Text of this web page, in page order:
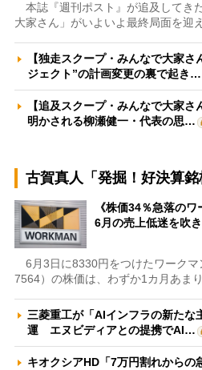
本誌『週刊ポスト』が追及してき
大家さん」がいよいよ最終局面を迎
【独走スクープ・みんなで大家
ジェクト”の計画変更の裏で起き…
【追及スクープ・みんなで大家
明かされる柳瀬健一・代表の思…
古賀真人「発掘！好決算銘
《株価34％急落の
6月の売上低迷を吹
6月3日に8330円をつけたワークマ
7564）の株価は、わずか1カ月あま
三菱重工が「AIインフラの新たな
運 エヌビディアとの提携でAI…
キオクシアHD「7万円割れからの